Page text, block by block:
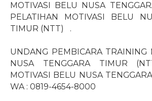
MOTIVASI BELU NUSA
PELATIHAN MOTIVASI BELU
TIMUR (NTT)
.
UNDANG PEMBICARA TRAINING
NUSA TENGGARA TIMUR
MOTIVASI BELU NUSA
WA : 0819-4654-8000